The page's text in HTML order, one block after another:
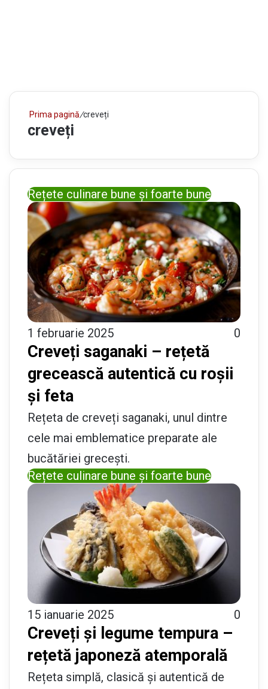
Prima pagină/creveți
creveți
Rețete culinare bune și foarte bune
1 februarie 2025 0
Creveți saganaki – rețetă
grecească autentică cu roșii
și feta
Rețeta de creveți saganaki, unul dintre
cele mai emblematice preparate ale
bucătăriei grecești.
Rețete culinare bune și foarte bune
15 ianuarie 2025 0
Creveți și legume tempura –
rețetă japoneză atemporală
Rețeta simplă, clasică și autentică de